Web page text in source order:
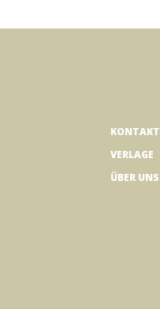
KONTAKT
VERLAGE
ÜBER UNS